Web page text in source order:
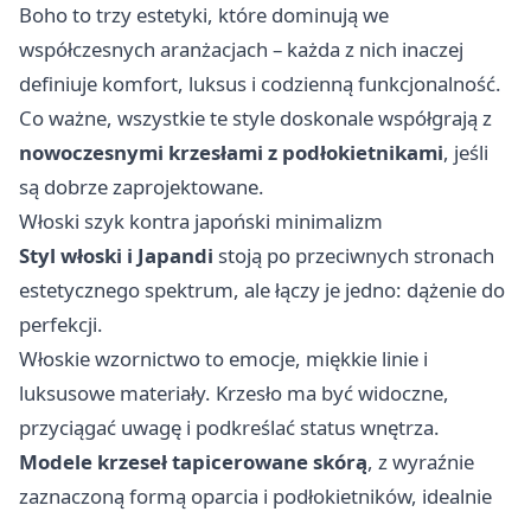
Boho to trzy estetyki, które dominują we
współczesnych aranżacjach – każda z nich inaczej
definiuje komfort, luksus i codzienną funkcjonalność.
Co ważne, wszystkie te style doskonale współgrają z
nowoczesnymi krzesłami z podłokietnikami, jeśli
są dobrze zaprojektowane.
Włoski szyk kontra japoński minimalizm
Styl włoski i Japandi stoją po przeciwnych stronach
estetycznego spektrum, ale łączy je jedno: dążenie do
perfekcji.
Włoskie wzornictwo to emocje, miękkie linie i
luksusowe materiały. Krzesło ma być widoczne,
przyciągać uwagę i podkreślać status wnętrza.
Modele krzeseł tapicerowane skórą, z wyraźnie
zaznaczoną formą oparcia i podłokietników, idealnie